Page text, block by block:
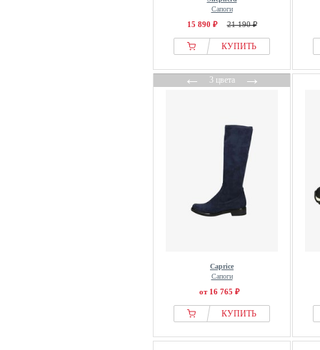
Сапоги
15 890 ₽ 21 190 ₽
КУПИТЬ
←3 цвета→
Caprice
Сапоги
от 16 765 ₽
КУПИТЬ